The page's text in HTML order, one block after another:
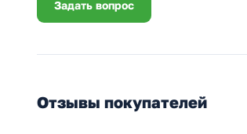
Задать вопрос
Отзывы покупателей